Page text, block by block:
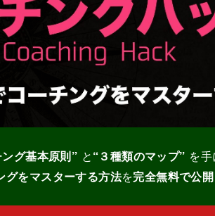
グ基本原則” と“３種類のマップ” を
グをマスターする方法を完全無料で公開